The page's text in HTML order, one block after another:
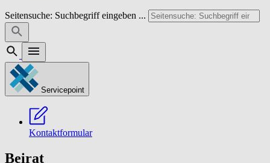
Seitensuche: Suchbegriff eingeben ...
Servicepoint
Kontaktformular
Beirat